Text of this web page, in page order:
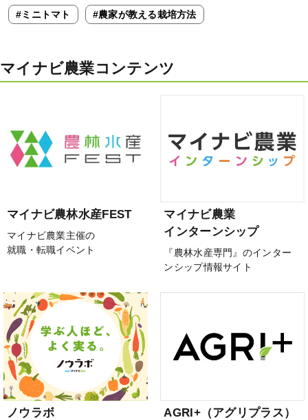
#ミニトマト #農家が教える栽培方法
マイナビ農業コンテンツ
マイナビ農林水産FEST
マイナビ農業主催の
就職・転職イベント
マイナビ農業
インターンシップ
『農林水産専門』のインター
ンシップ情報サイト
ノウラボ AGRI+（アグリプラス）